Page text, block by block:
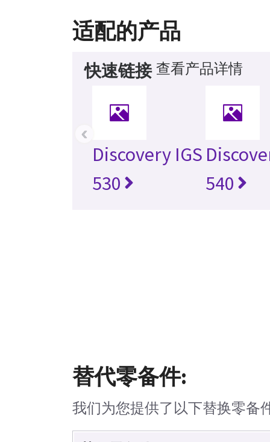
适配的产品
快速链接 查看产品详情
Discovery IGS
530
540
‹
替代零备件:
我们为您提供了以下替换零备